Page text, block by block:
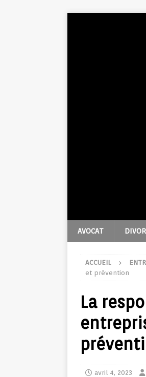
AVOCAT
ACCUEIL
et prévention
La
avril 4, 2023